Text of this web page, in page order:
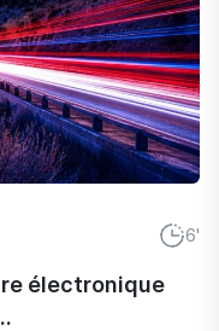
6'
électronique